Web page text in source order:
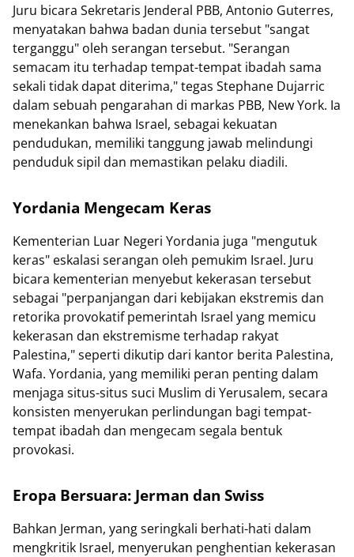
Juru bicara Sekretaris Jenderal PBB, Antonio Guterres,
menyatakan bahwa badan dunia tersebut "sangat
terganggu" oleh serangan tersebut. "Serangan
semacam itu terhadap tempat-tempat ibadah sama
sekali tidak dapat diterima," tegas Stephane Dujarric
dalam sebuah pengarahan di markas PBB, New York. Ia
menekankan bahwa Israel, sebagai kekuatan
pendudukan, memiliki tanggung jawab melindungi
penduduk sipil dan memastikan pelaku diadili.
Yordania Mengecam Keras
Kementerian Luar Negeri Yordania juga "mengutuk
keras" eskalasi serangan oleh pemukim Israel. Juru
bicara kementerian menyebut kekerasan tersebut
sebagai "perpanjangan dari kebijakan ekstremis dan
retorika provokatif pemerintah Israel yang memicu
kekerasan dan ekstremisme terhadap rakyat
Palestina," seperti dikutip dari kantor berita Palestina,
Wafa. Yordania, yang memiliki peran penting dalam
menjaga situs-situs suci Muslim di Yerusalem, secara
konsisten menyerukan perlindungan bagi tempat-
tempat ibadah dan mengecam segala bentuk
provokasi.
Eropa Bersuara: Jerman dan Swiss
Bahkan Jerman, yang seringkali berhati-hati dalam
mengkritik Israel, menyerukan penghentian kekerasan